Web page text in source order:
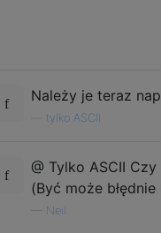
Należy je teraz
tylko ASCII
@ Tylko ASCII
(Być może
Neil